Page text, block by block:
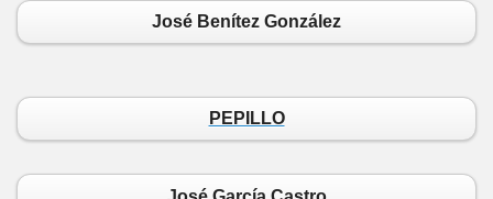
José Benítez González
PEPILLO